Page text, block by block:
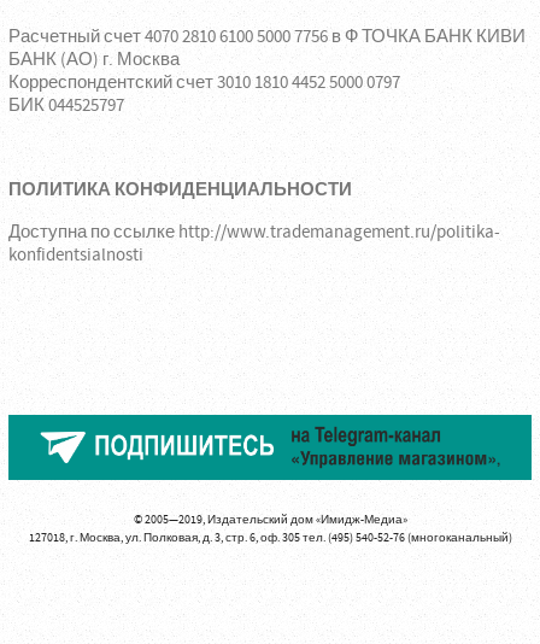
Расчетный счет 4070 2810 6100 5000 7756 в Ф ТОЧКА БАНК КИВИ
БАНК (АО) г. Москва
Корреспондентский счет 3010 1810 4452 5000 0797
БИК 044525797
ПОЛИТИКА КОНФИДЕНЦИАЛЬНОСТИ
Доступна по ссылке http://www.trademanagement.ru/politika-
konfidentsialnosti
© 2005—2019, Издательский дом «Имидж-Медиа»
127018, г. Москва, ул. Полковая, д. 3, стр. 6, оф. 305 тел. (495) 540-52-76 (многоканальный)